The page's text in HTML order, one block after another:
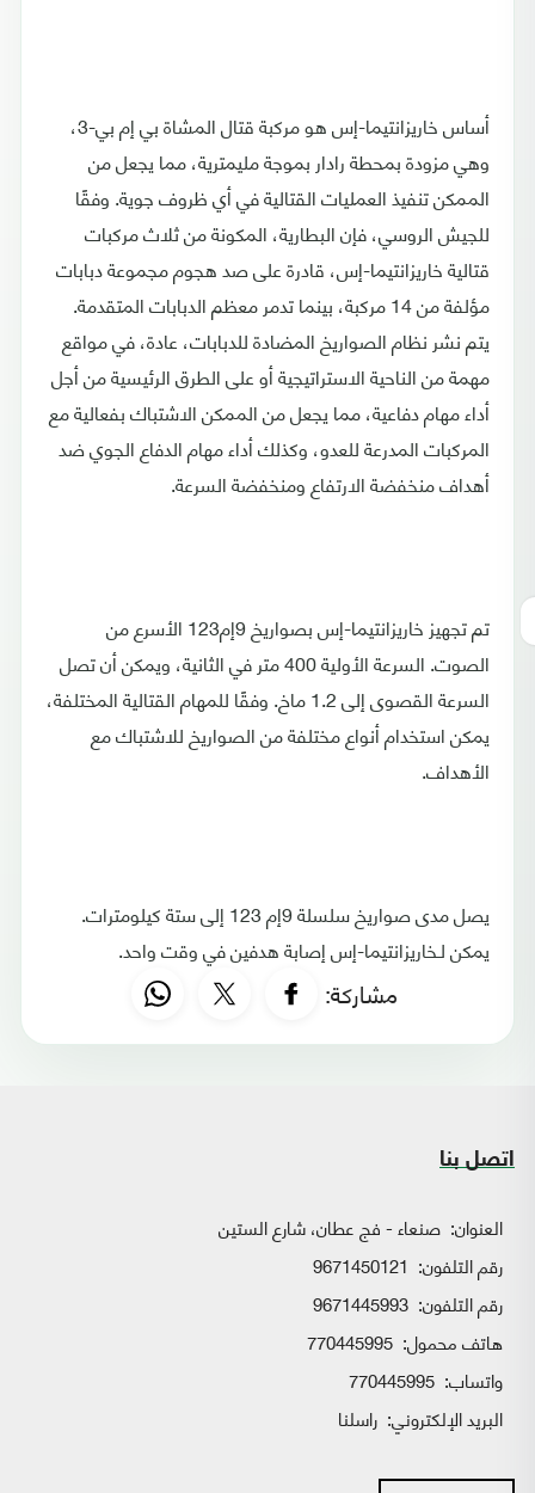
أساس خاريزانتيما-إس هو مركبة قتال المشاة بي إم بي-3،
وهي مزودة بمحطة رادار بموجة مليمترية، مما يجعل من
الممكن تنفيذ العمليات القتالية في أي ظروف جوية. وفقًا
للجيش الروسي، فإن البطارية، المكونة من ثلاث مركبات
قتالية خاريزانتيما-إس، قادرة على صد هجوم مجموعة دبابات
مؤلفة من 14 مركبة، بينما تدمر معظم الدبابات المتقدمة.
يتم نشر نظام الصواريخ المضادة للدبابات، عادة، في مواقع
مهمة من الناحية الاستراتيجية أو على الطرق الرئيسية من أجل
أداء مهام دفاعية، مما يجعل من الممكن الاشتباك بفعالية مع
المركبات المدرعة للعدو، وكذلك أداء مهام الدفاع الجوي ضد
أهداف منخفضة الارتفاع ومنخفضة السرعة.
تم تجهيز خاريزانتيما-إس بصواريخ 9إم123 الأسرع من
الصوت. السرعة الأولية 400 متر في الثانية، ويمكن أن تصل
السرعة القصوى إلى 1.2 ماخ. وفقًا للمهام القتالية المختلفة،
يمكن استخدام أنواع مختلفة من الصواريخ للاشتباك مع
الأهداف.
يصل مدى صواريخ سلسلة 9إم 123 إلى ستة كيلومترات.
يمكن لـخاريزانتيما-إس إصابة هدفين في وقت واحد.
مشاركة:
اتصل بنا
العنوان: صنعاء - فج عطان، شارع الستين
رقم التلفون: 9671450121
رقم التلفون: 9671445993
هاتف محمول: 770445995
واتساب:
البريد الإلكتروني: راسلنا